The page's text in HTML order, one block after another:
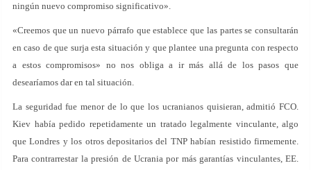
ningún nuevo compromiso significativo».
«Creemos que un nuevo párrafo que establece que las partes se consultarán
en caso de que surja esta situación y que plantee una pregunta con respecto
a estos compromisos» no nos obliga a ir más allá de los pasos que
desearíamos dar en tal situación.
La seguridad fue menor de lo que los ucranianos quisieran, admitió FCO.
Kiev había pedido repetidamente un tratado legalmente vinculante, algo
que Londres y los otros depositarios del TNP habían resistido firmemente.
Para contrarrestar la presión de Ucrania por más garantías vinculantes, EE.